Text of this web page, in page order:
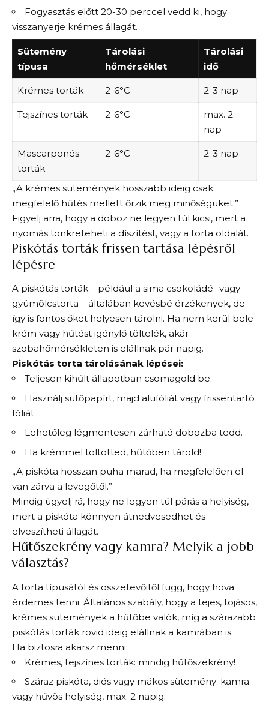
Fogyasztás előtt 20-30 perccel vedd ki, hogy
visszanyerje krémes állagát.
Sütemény
típusa
Tárolási
hőmérséklet
Tárolási
idő
Krémes torták 2-6°C 2-3 nap
Tejszínes torták 2-6°C
max. 2
nap
Mascarponés
torták
2-6°C 2-3 nap
„A krémes sütemények hosszabb ideig csak
megfelelő hűtés mellett őrzik meg minőségüket.”
Figyelj arra, hogy a doboz ne legyen túl kicsi, mert a
nyomás tönkreteheti a díszítést, vagy a torta oldalát.
Piskótás torták frissen tartása lépésről
lépésre
A piskótás torták – például a sima csokoládé- vagy
gyümölcstorta – általában kevésbé érzékenyek, de
így is fontos őket helyesen tárolni. Ha nem kerül bele
krém vagy hűtést igénylő töltelék, akár
szobahőmérsékleten is elállnak pár napig.
Piskótás torta tárolásának lépései:
Teljesen kihűlt állapotban csomagold be.
Használj sütőpapírt, majd alufóliát vagy frissentartó
fóliát.
Lehetőleg légmentesen zárható dobozba tedd.
Ha krémmel töltötted, hűtőben tárold!
„A piskóta hosszan puha marad, ha megfelelően el
van zárva a levegőtől.”
Mindig ügyelj rá, hogy ne legyen túl párás a helyiség,
mert a piskóta könnyen átnedvesedhet és
elveszítheti állagát.
Hűtőszekrény vagy kamra? Melyik a jobb
választás?
A torta típusától és összetevőitől függ, hogy hova
érdemes tenni. Általános szabály, hogy a tejes, tojásos,
krémes sütemények a hűtőbe valók, míg a szárazabb
piskótás torták rövid ideig elállnak a kamrában is.
Ha biztosra akarsz menni:
Krémes, tejszínes torták: mindig hűtőszekrény!
Száraz piskóta, diós vagy mákos sütemény: kamra
vagy hűvös helyiség, max. 2 napig.